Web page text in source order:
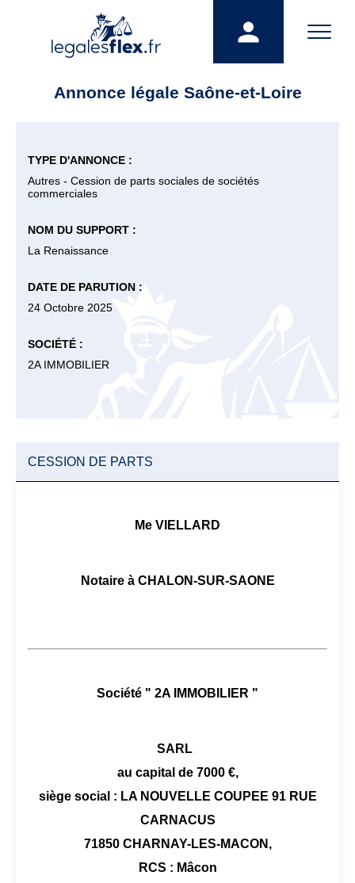
Annonce légale Saône-et-Loire
TYPE D'ANNONCE :
Autres - Cession de parts sociales de sociétés
commerciales
NOM DU SUPPORT :
La Renaissance
DATE DE PARUTION :
24 Octobre 2025
SOCIÉTÉ :
2A IMMOBILIER
CESSION DE PARTS
Me VIELLARD
Notaire à CHALON-SUR-SAONE
Société " 2A IMMOBILIER "
SARL
au capital de 7000 €,
siège social : LA NOUVELLE COUPEE 91 RUE
CARNACUS
71850 CHARNAY-LES-MACON,
RCS : Mâcon